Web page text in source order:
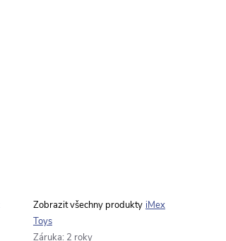
iMex
Toys
Záruka: 2 roky